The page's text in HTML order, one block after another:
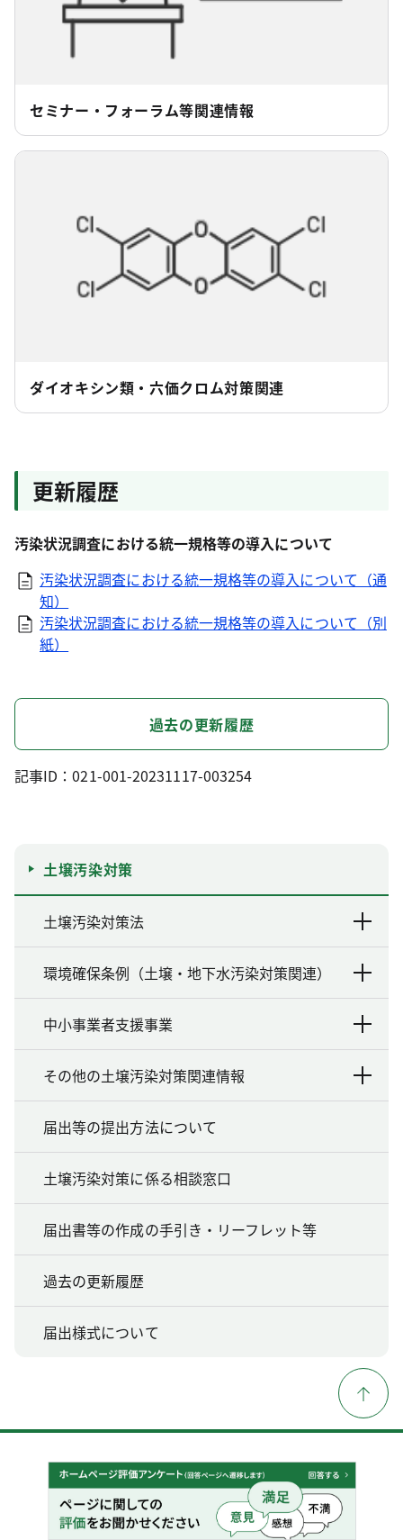
セミナー・フォーラム等関連情報
ダイオキシン類・六価クロム対策関連
更新履歴
汚染状況調査における統一規格等の導入について
汚染状況調査における統一規格等の導入について（通
知）
汚染状況調査における統一規格等の導入について（別
紙）
過去の更新履歴
記事ID：021-001-20231117-003254
土壌汚染対策
土壌汚染対策法
環境確保条例（土壌・地下水汚染対策関連）
中小事業者支援事業
その他の土壌汚染対策関連情報
届出等の提出方法について
土壌汚染対策に係る相談窓口
届出書等の作成の手引き・リーフレット等
過去の更新履歴
届出様式について